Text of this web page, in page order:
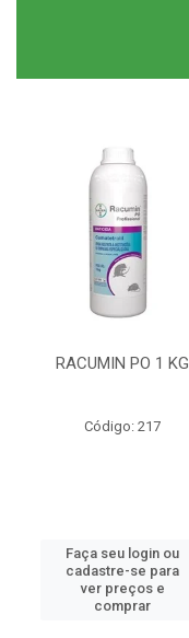
RACUMIN PO 1 KG
Código: 217
Faça seu login ou
cadastre-se para
ver preços e
comprar